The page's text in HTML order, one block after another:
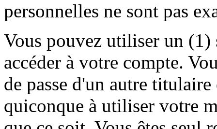
personnelles ne sont pas
Vous pouvez utiliser un (1)
accéder à votre compte.
de passe d'un autre
quiconque à utiliser votre